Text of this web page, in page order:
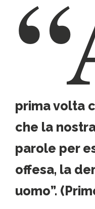
prima volta
che la
parole per
offesa, la
uomo”.